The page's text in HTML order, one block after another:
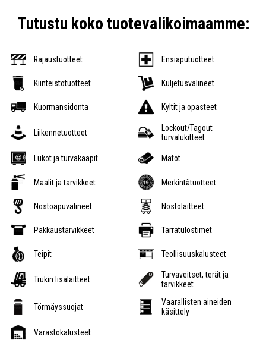
Tutustu koko tuotevalikoimaamme:
Rajaustuotteet Ensiaputuotteet
Kiinteistötuotteet Kuljetusvälineet
Kuormansidonta Kyltit ja opasteet
Liikennetuotteet
Lockout/Tagout
turvalukitteet
Lukot ja turvakaapit Matot
Maalit ja tarvikkeet Merkintätuotteet
Nostoapuvälineet Nostolaitteet
Pakkaustarvikkeet Tarratulostimet
Teipit Teollisuuskalusteet
Trukin lisälaitteet
Turvaveitset, terät ja
tarvikkeet
Törmäyssuojat
Vaarallisten aineiden
käsittely
Varastokalusteet